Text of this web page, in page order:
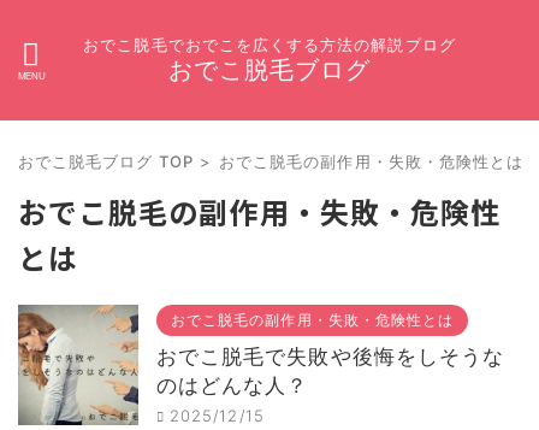
おでこ脱毛でおでこを広くする方法の解説ブログ
おでこ脱毛ブログ
おでこ脱毛ブログ TOP > おでこ脱毛の副作用・失敗・危険性とは
おでこ脱毛の副作用・失敗・危険性
とは
おでこ脱毛の副作用・失敗・危険性とは
おでこ脱毛で失敗や後悔をしそうな
のはどんな人？
2025/12/15